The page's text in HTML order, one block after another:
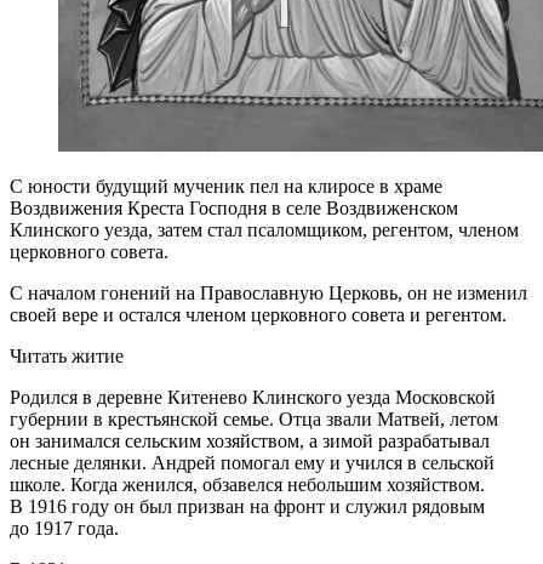
С юности будущий мученик пел на клиросе в храме
Воздвижения Креста Господня в селе Воздвиженском
Клинского уезда, затем стал псаломщиком, регентом, членом
церковного совета.
С началом гонений на Православную Церковь, он не изменил
своей вере и остался членом церковного совета и регентом.
Читать житие
Родился в деревне Китенево Клинского уезда Московской
губернии в крестьянской семье. Отца звали Матвей, летом
он занимался сельским хозяйством, а зимой разрабатывал
лесные делянки. Андрей помогал ему и учился в сельской
школе. Когда женился, обзавелся небольшим хозяйством.
В 1916 году он был призван на фронт и служил рядовым
до 1917 года.